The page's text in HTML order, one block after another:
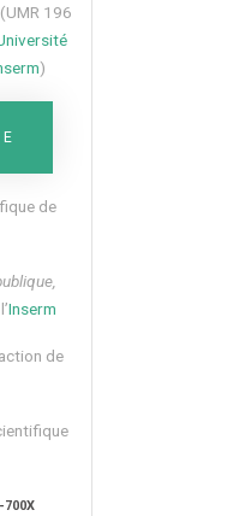
(UMR 196
)
de
Inserm
de
700X